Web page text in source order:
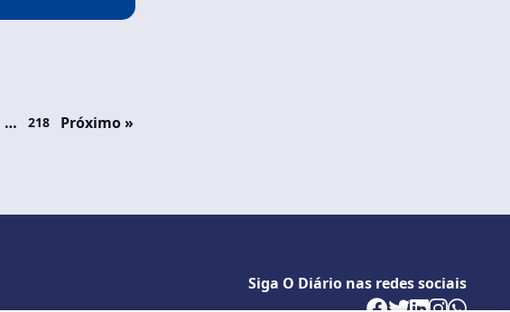
… 218 Próximo »
Siga O Diário nas redes sociais